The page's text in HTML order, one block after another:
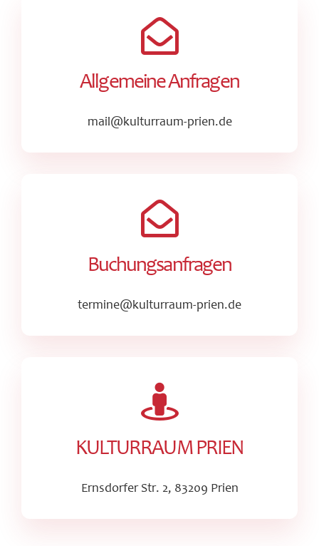
Allgemeine Anfragen
mail@kulturraum-prien.de
Buchungsanfragen
termine@kulturraum-prien.de
KULTURRAUM PRIEN
Ernsdorfer Str. 2, 83209 Prien